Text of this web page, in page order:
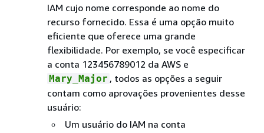
IAM cujo nome corresponde ao nome do
recurso fornecido. Essa é uma opção muito
eficiente que oferece uma grande
flexibilidade. Por exemplo, se você especificar
a conta 123456789012 da AWS e
Mary_Major , todos as opções a seguir
contam como aprovações provenientes desse
usuário:
Um usuário do IAM na conta